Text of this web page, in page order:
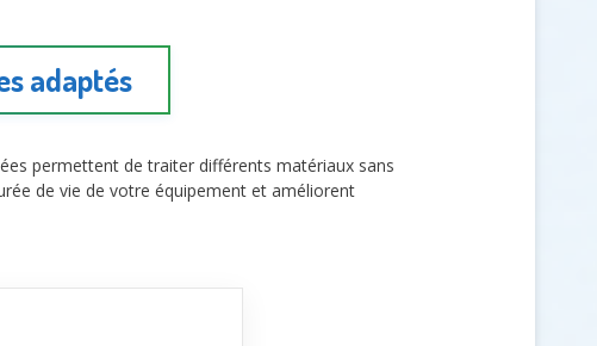
adaptés
permettent de traiter différents matériaux sans
de vie de votre équipement et améliorent